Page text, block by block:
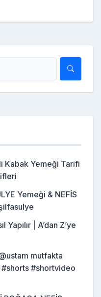
Kabak Yemeği Tarifi
Yemeği & NEFİS
| A’dan Z’ye
mutfakta
#shortvideo